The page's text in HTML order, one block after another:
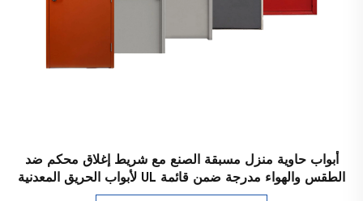
أبواب حاوية منزل مسبقة الصنع مع شريط إغلاق محكم ضد
الطقس والهواء مدرجة ضمن قائمة UL لأبواب الحريق المعدنية
الهوائية